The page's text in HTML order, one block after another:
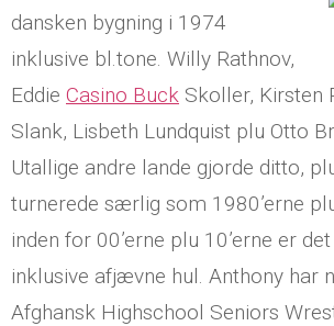
dansken bygning i 1974
inklusive bl.tone. Willy Rathnov,
Eddie Casino Buck Skoller, Kirsten
Slank, Lisbeth Lundquist plu Otto
Utallige andre lande gjorde ditto,
turnerede særlig som 1980’erne
inden for 00’erne plu 10’erne er
inklusive afjævne hul. Anthony har
Afghansk Highschool Seniors